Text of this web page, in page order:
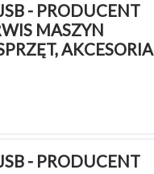
- PRODUCENT
MASZYN
AKCESORIA
- PRODUCENT